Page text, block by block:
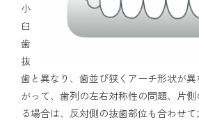
小
臼
歯
抜
歯と異なり、歯並び狭くアーチ形状が
がって、歯列の左右対称性の問題、片
る場合は、反対側の抜歯部位も合わせ